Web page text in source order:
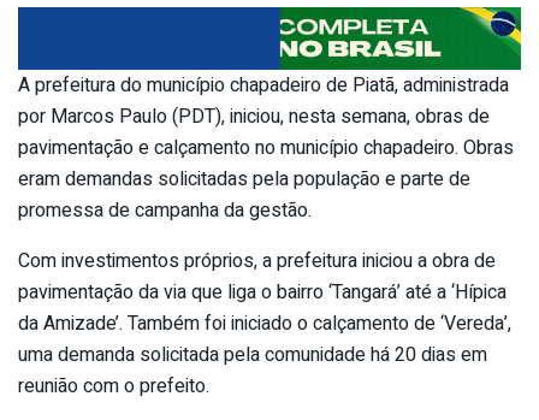
A prefeitura do município chapadeiro de Piatã, administrada
por Marcos Paulo (PDT), iniciou, nesta semana, obras de
pavimentação e calçamento no município chapadeiro. Obras
eram demandas solicitadas pela população e parte de
promessa de campanha da gestão.
Com investimentos próprios, a prefeitura iniciou a obra de
pavimentação da via que liga o bairro ‘Tangará’ até a ‘Hípica
da Amizade’. Também foi iniciado o calçamento de ‘Vereda’,
uma demanda solicitada pela comunidade há 20 dias em
reunião com o prefeito.